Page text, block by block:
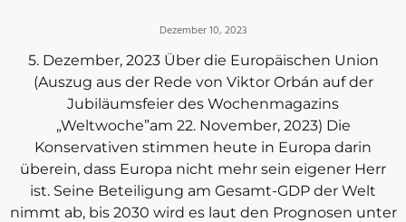
Dezember 10, 2023
5. Dezember, 2023 Über die Europäischen Union
(Auszug aus der Rede von Viktor Orbán auf der
Jubiläumsfeier des Wochenmagazins
„Weltwoche”am 22. November, 2023) Die
Konservativen stimmen heute in Europa darin
überein, dass Europa nicht mehr sein eigener Herr
ist. Seine Beteiligung am Gesamt-GDP der Welt
nimmt ab, bis 2030 wird es laut den Prognosen unter